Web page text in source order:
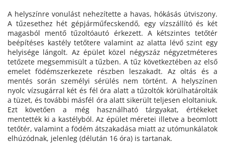
A helyszínre vonulást nehezítette a havas, hókásás útviszony.
A tűzesethez hét gépjárműfecskendő, egy vízszállító és két
magasból mentő tűzoltóautó érkezett. A kétszintes tetőtér
beépítéses kastély tetőtere valamint az alatta lévő szint egy
helyisége lángolt. Az épület közel négyszáz négyzetméteres
tetőzete megsemmisült a tűzben. A tűz következtében az első
emelet födémszerkezete részben leszakadt. Az oltás és a
mentés során személyi sérülés nem történt. A helyszínen
nyolc vízsugárral két és fél óra alatt a tűzoltók körülhatárolták
a tüzet, és további másfél óra alatt sikerült teljesen eloltaniuk.
Ezt követően a még használható tárgyakat, értékeket
mentették ki a kastélyból. Az épület méretei illetve a beomlott
tetőtér, valamint a födém átszakadása miatt az utómunkálatok
elhúzódnak, jelenleg (délután 16 óra) is tartanak.